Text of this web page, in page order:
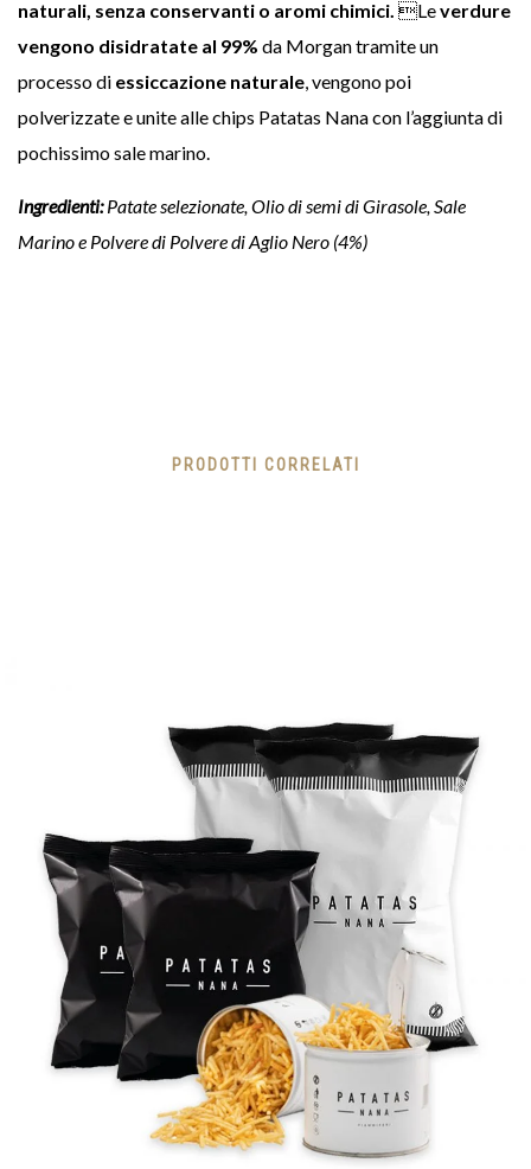
naturali, senza conservanti o aromi chimici. Leverdure
vengono disidratate al 99% da Morgan tramite un
processo di essiccazione naturale, vengono poi
polverizzate e unite alle chips Patatas Nana con l’aggiunta di
pochissimo sale marino.
Ingredienti:Patate selezionate, Olio di semi di Girasole, Sale
Marino e Polvere di Polvere di Aglio Nero (4%)
PRODOTTI CORRELATI